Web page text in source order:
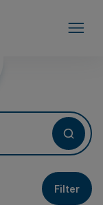
Filter